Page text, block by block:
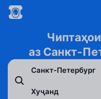
аз Санкт-